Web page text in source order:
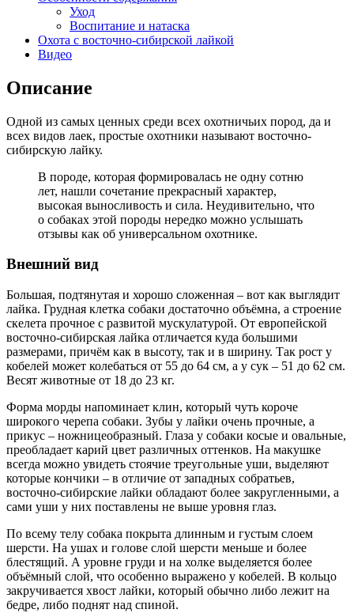
Уход
Воспитание и натаска
Охота с восточно-сибирской лайкой
Видео
Описание
Одной из самых ценных среди всех охотничьих пород, да и
всех видов лаек, простые охотники называют восточно-
сибирскую лайку.
В породе, которая формировалась не одну сотню
лет, нашли сочетание прекрасный характер,
высокая выносливость и сила. Неудивительно, что
о собаках этой породы нередко можно услышать
отзывы как об универсальном охотнике.
Внешний вид
Большая, подтянутая и хорошо сложенная – вот как выглядит
лайка. Грудная клетка собаки достаточно объёмна, а строение
скелета прочное с развитой мускулатурой. От европейской
восточно-сибирская лайка отличается куда большими
размерами, причём как в высоту, так и в ширину. Так рост у
кобелей может колебаться от 55 до 64 см, а у сук – 51 до 62 см.
Весят животные от 18 до 23 кг.
Форма морды напоминает клин, который чуть короче
широкого черепа собаки. Зубы у лайки очень прочные, а
прикус – ножницеобразный. Глаза у собаки косые и овальные,
преобладает карий цвет различных оттенков. На макушке
всегда можно увидеть стоячие треугольные уши, выделяют
которые кончики – в отличие от западных собратьев,
восточно-сибирские лайки обладают более закругленными, а
сами уши у них поставлены не выше уровня глаз.
По всему телу собака покрыта длинным и густым слоем
шерсти. На ушах и голове слой шерсти меньше и более
блестящий. А уровне груди и на холке выделяется более
объёмный слой, что особенно выражено у кобелей. В кольцо
закручивается хвост лайки, который обычно либо лежит на
бедре, либо поднят над спиной.